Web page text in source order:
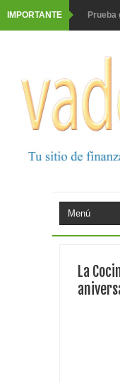
IMPORTANTE Prueba
premios
Fuze
La